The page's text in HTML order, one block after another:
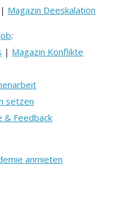
| Magazin Deeskalation
:
| Magazin Konflikte
setzen
& Feedback
anmieten